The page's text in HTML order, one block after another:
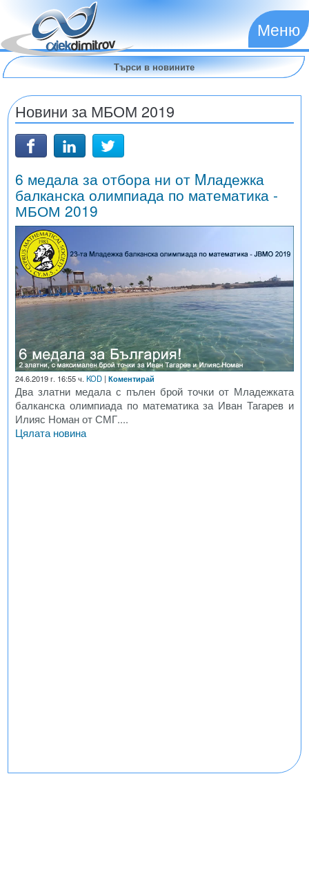
Меню
Новини за МБОМ 2019
6 медала за отбора ни от Mладежка
балканска олимпиада по математика -
МБОМ 2019
24.6.2019 г. 16:55 ч. KOD | Коментирай
Два златни медала с пълен брой точки от Младежката
балканска олимпиада по математика за Иван Тагарев и
Илияс Номан от СМГ....
Цялата новина